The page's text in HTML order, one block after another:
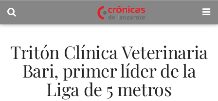
Tritón Clínica Veterinaria
Bari, primer líder de la
Liga de 5 metros